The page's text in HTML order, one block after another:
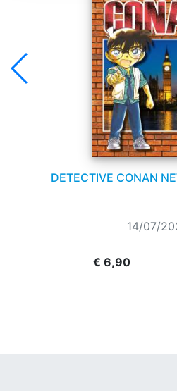
DETECTIVE CONAN
14/07/
€ 6,90